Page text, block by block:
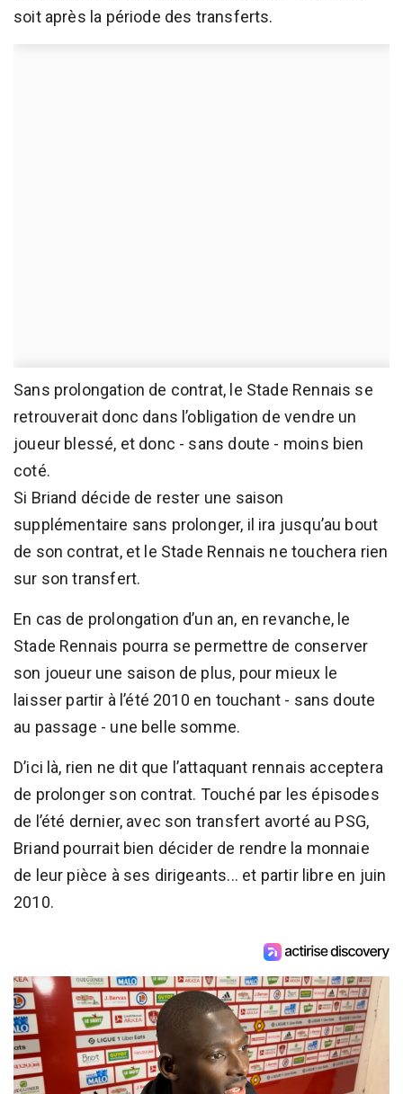
soit après la période des transferts.
Sans prolongation de contrat, le Stade Rennais se
retrouverait donc dans l’obligation de vendre un
joueur blessé, et donc - sans doute - moins bien
coté.
Si Briand décide de rester une saison
supplémentaire sans prolonger, il ira jusqu’au bout
de son contrat, et le Stade Rennais ne touchera rien
sur son transfert.
En cas de prolongation d’un an, en revanche, le
Stade Rennais pourra se permettre de conserver
son joueur une saison de plus, pour mieux le
laisser partir à l’été 2010 en touchant - sans doute
au passage - une belle somme.
D’ici là, rien ne dit que l’attaquant rennais acceptera
de prolonger son contrat. Touché par les épisodes
de l’été dernier, avec son transfert avorté au PSG,
Briand pourrait bien décider de rendre la monnaie
de leur pièce à ses dirigeants... et partir libre en juin
2010.